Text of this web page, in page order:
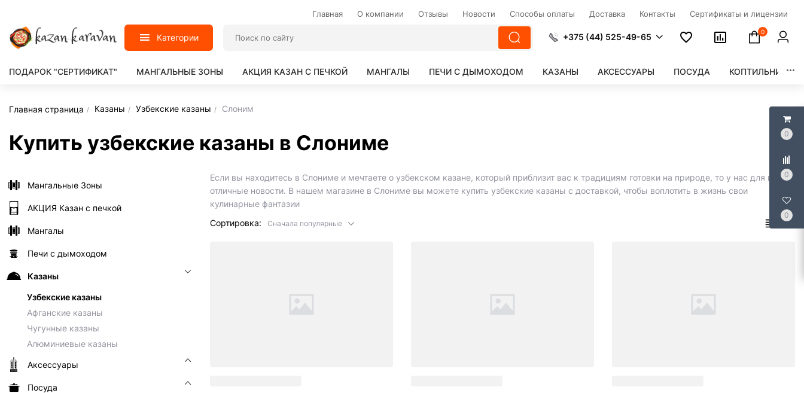
0
0
0
Главная О компании Отзывы Новости Способы оплаты Доставка Контакты Сертификаты и лицензии
Категории +375 (44) 525-49-65
0
ПОДАРОК "СЕРТИФИКАТ" МАНГАЛЬНЫЕ ЗОНЫ АКЦИЯ КАЗАН С ПЕЧКОЙ МАНГАЛЫ ПЕЧИ С ДЫМОХОДОМ КАЗАНЫ АКСЕССУАРЫ ПОСУДА КОПТИЛЬНИ
Главная страница Казаны Узбекские казаны Слоним
Купить узбекские казаны в Слониме
Мангальные Зоны
АКЦИЯ Казан с печкой
Мангалы
Печи с дымоходом
Казаны
Узбекские казаны
Афганские казаны
Чугунные казаны
Алюминиевые казаны
Аксессуары
Посуда
Если вы находитесь в Слониме и мечтаете о узбекском казане, который приблизит вас к традициям готовки на природе, то у нас для вас
отличные новости. В нашем магазине в Слониме вы можете купить узбекские казаны с доставкой, чтобы воплотить в жизнь свои
кулинарные фантазии
Сортировка:
Сначала популярные